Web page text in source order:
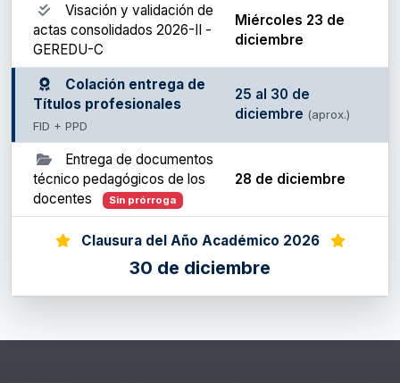
Visación y validación de
actas consolidados 2026-II -
GEREDU-C
Miércoles 23 de
diciembre
Colación entrega de
Títulos profesionales
FID + PPD
25 al 30 de
diciembre (aprox.)
Entrega de documentos
técnico pedagógicos de los
docentes
Sin prórroga
28 de diciembre
Clausura del Año Académico 2026
30 de diciembre